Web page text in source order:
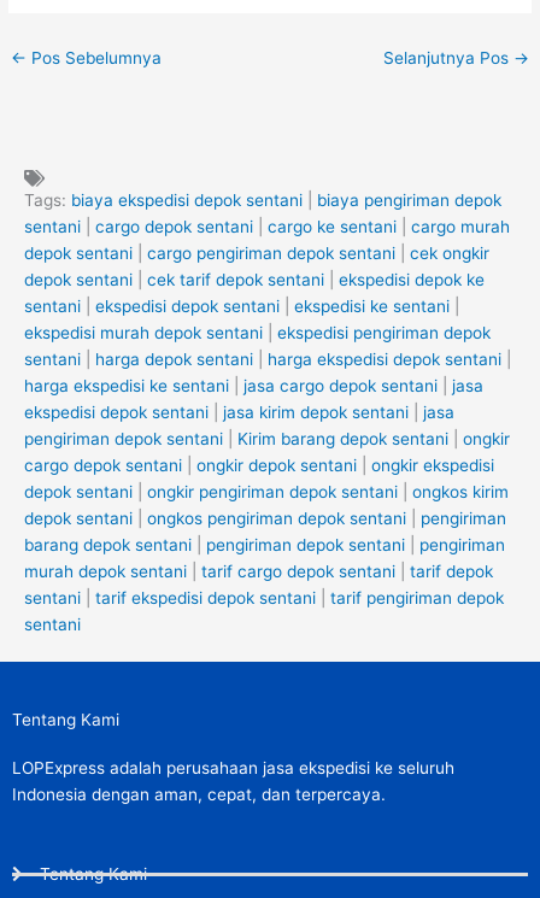
← Pos Sebelumnya Selanjutnya Pos →
Tags: biaya ekspedisi depok sentani
biaya pengiriman depok
sentani
cargo depok sentani cargo ke sentani
cargo murah
depok sentani
cargo pengiriman depok sentani
cek ongkir
depok sentani
cek tarif depok sentani
ekspedisi depok ke
sentani
ekspedisi depok sentani ekspedisi ke sentani
ekspedisi murah depok sentani
ekspedisi pengiriman depok
sentani
harga depok sentani harga ekspedisi depok sentani
harga ekspedisi ke sentani
jasa cargo depok sentani
jasa
ekspedisi depok sentani
jasa kirim depok sentani
jasa
pengiriman depok sentani
Kirim barang depok sentani
ongkir
cargo depok sentani
ongkir depok sentani
ongkir ekspedisi
depok sentani
ongkir pengiriman depok sentani
ongkos kirim
depok sentani
ongkos pengiriman depok sentani
pengiriman
barang depok sentani
pengiriman depok sentani
pengiriman
murah depok sentani
tarif cargo depok sentani
tarif depok
sentani
tarif ekspedisi depok sentani
tarif pengiriman depok
sentani
Tentang Kami
LOPExpress adalah perusahaan jasa ekspedisi ke seluruh
Indonesia dengan aman, cepat, dan terpercaya.
Tentang Kami